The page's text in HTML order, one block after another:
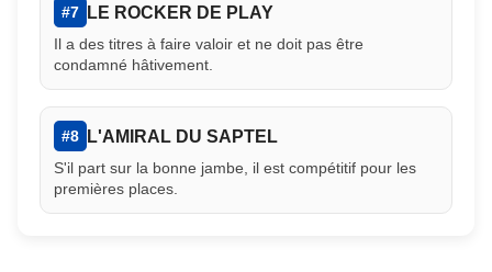
#7 LE ROCKER DE PLAY
Il a des titres à faire valoir et ne doit pas être
condamné hâtivement.
#8 L'AMIRAL DU SAPTEL
S'il part sur la bonne jambe, il est compétitif pour les
premières places.